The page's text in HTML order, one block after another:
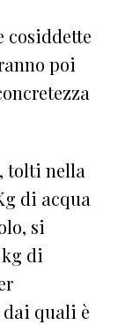
cosiddette
poi
tolti nella
di acqua
si
di
quali è